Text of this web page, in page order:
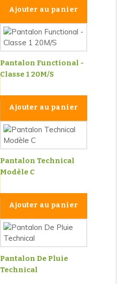
Ajouter au panier
Pantalon Functional -
Classe 1 20M/S
Ajouter au panier
Pantalon Technical
Modèle C
Ajouter au panier
Pantalon De Pluie
Technical